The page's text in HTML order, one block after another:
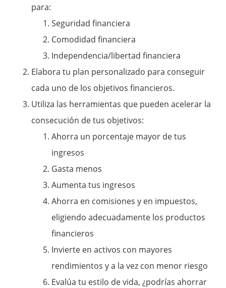
para:
Seguridad financiera
Comodidad financiera
Independencia/libertad financiera
Elabora tu plan personalizado para conseguir
cada uno de los objetivos financieros.
Utiliza las herramientas que pueden acelerar la
consecución de tus objetivos:
Ahorra un porcentaje mayor de tus
ingresos
Gasta menos
Aumenta tus ingresos
Ahorra en comisiones y en impuestos,
eligiendo adecuadamente los productos
financieros
Invierte en activos con mayores
rendimientos y a la vez con menor riesgo
Evalúa tu estilo de vida, ¿podrías ahorrar